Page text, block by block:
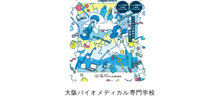
大阪バイオメディカル専門学校